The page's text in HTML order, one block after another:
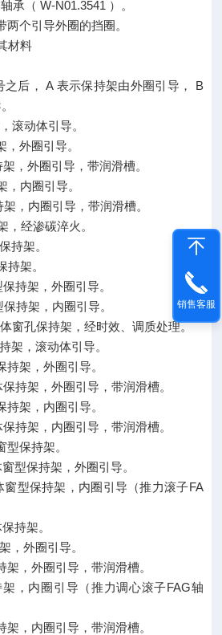
（ W-N01.3541 ）。
个引导外圈的挡圈。
材料
之后， A 表示保持架由外圈引导， B
滚动体引导。
外圈引导。
，外圈引导，带润滑槽。
内圈引导。
，内圈引导，带润滑槽。
经渗碳淬火。
持架。
架。
持架，外圈引导。
持架，内圈引导。
窗孔保持架，经时效、调质处理。
，滚动体引导。
架，外圈引导。
持架，外圈引导，带润滑槽。
架，内圈引导。
持架，内圈引导，带润滑槽。
保持架。
型保持架，外圈引导。
型保持架，内圈引导（推力滚子FA
持架。
外圈引导。
，外圈引导，带润滑槽。
，内圈引导（推力调心滚子FAG轴
，内圈引导，带润滑槽。
销售客服